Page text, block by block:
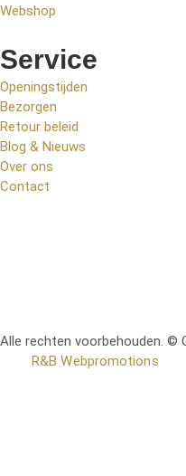
Webshop
Service
Openingstijden
Bezorgen
Retour beleid
Blog & Nieuws
Over ons
Contact
Alle rechten voorbehouden. ©
R&B Webpromotions